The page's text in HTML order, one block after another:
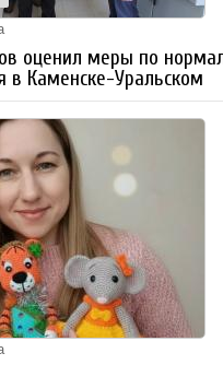
оценил меры по
в Каменске-Уральском